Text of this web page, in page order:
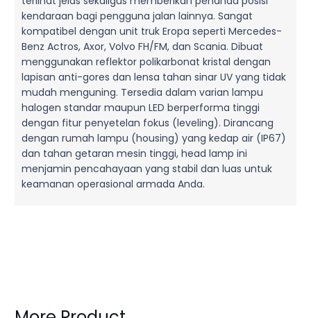
kendaraan bagi pengguna jalan lainnya. Sangat
kompatibel dengan unit truk Eropa seperti Mercedes-
Benz Actros, Axor, Volvo FH/FM, dan Scania. Dibuat
menggunakan reflektor polikarbonat kristal dengan
lapisan anti-gores dan lensa tahan sinar UV yang tidak
mudah menguning. Tersedia dalam varian lampu
halogen standar maupun LED berperforma tinggi
dengan fitur penyetelan fokus (leveling). Dirancang
dengan rumah lampu (housing) yang kedap air (IP67)
dan tahan getaran mesin tinggi, head lamp ini
menjamin pencahayaan yang stabil dan luas untuk
keamanan operasional armada Anda.